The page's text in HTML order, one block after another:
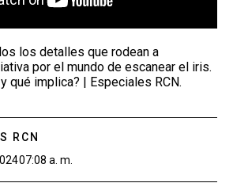
los detalles que rodean a
por el mundo de escanear el iris.
qué implica? | Especiales RCN.
RCN
07:08 a. m.